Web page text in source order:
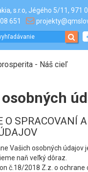
s.r.o, Jégého 5/11, 971
651
- Náš cieľ
O SPRACOVANÍ
Vašich osobných údajov
naň veľký dôraz.
č.18/2018 Z.z. o ochrane